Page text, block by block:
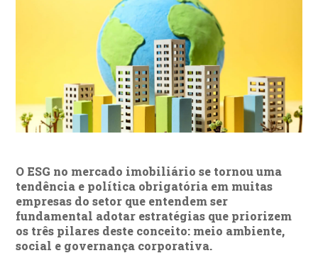
O ESG no mercado imobiliário se tornou uma
tendência e política obrigatória em muitas
empresas do setor que entendem ser
fundamental adotar estratégias que priorizem
os três pilares deste conceito: meio ambiente,
social e governança corporativa.